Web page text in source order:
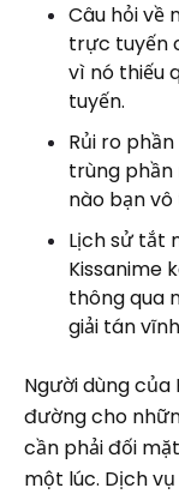
Câu hỏi về
trực tuyến
vì nó thiếu
tuyến.
Rủi ro
trùng
nào bạn
Lịch sử tắt
Kissanime
thông qua
giải tán
Người dùng
đường cho
cần phải đối
một lúc. Dịch